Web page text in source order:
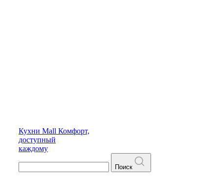
Кухни Mall Комфорт,
доступный
каждому
Поиск